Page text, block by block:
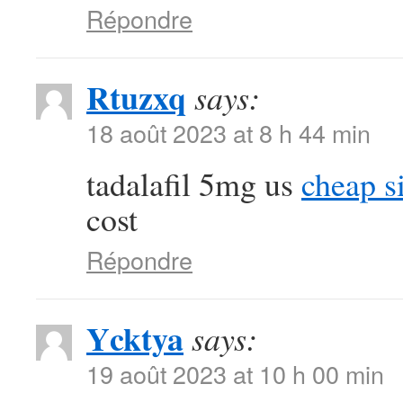
Répondre
Rtuzxq says:
18 août 2023 at 8 h 44 min
tadalafil 5mg us cheap
cost
Répondre
Ycktyasays:
19 août 2023 at 10 h 00 min